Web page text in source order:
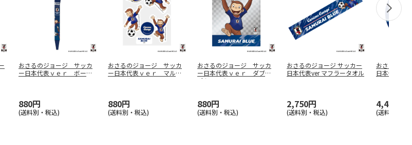
おさるのジョージ サッカ
ー日本代表ｖｅｒ ボール
880円
(送料別・税込)
おさるのジョージ サッカ
ー日本代表ｖｅｒ マルチ
ステッカー
880円
(送料別・税込)
おさるのジョージ サッカ
ー日本代表ｖｅｒ ダブル
ポケットク
880円
(送料別・税込)
おさるのジョージ サッカー
日本代表ver マフラータオル
2,750円
(送料別・税込)
おさるのジ
日本代表ver
4,400円
(送料別・税